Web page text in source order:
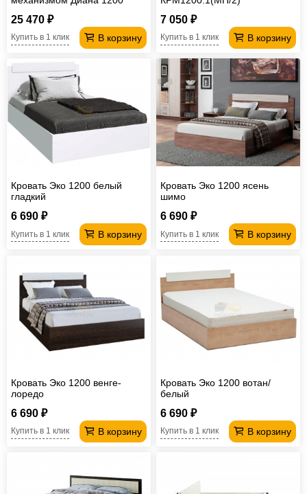
25 470 ₽
В корзину
Купить в 1 клик
7 050 ₽
В корзину
Купить в 1 клик
Кровать Эко 1200 белый
гладкий
6 690 ₽
В корзину
Купить в 1 клик
Кровать Эко 1200 ясень
шимо
6 690 ₽
В корзину
Купить в 1 клик
Кровать Эко 1200 венге-
лоредо
6 690 ₽
В корзину
Купить в 1 клик
Кровать Эко 1200 вотан/
белый
6 690 ₽
В корзину
Купить в 1 клик